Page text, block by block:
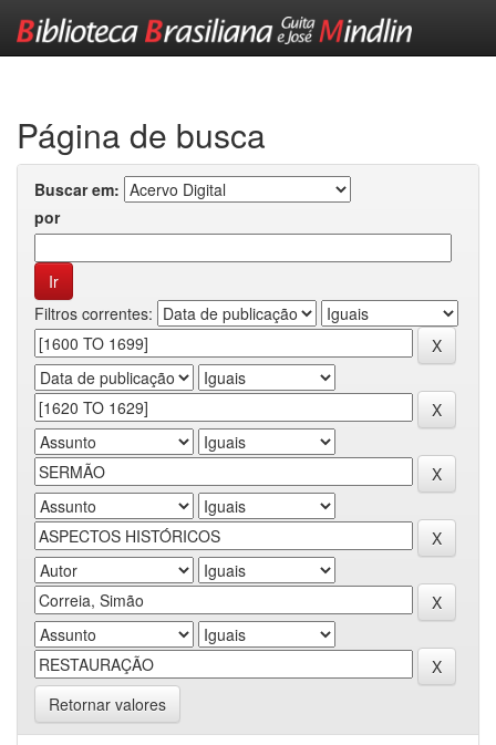
Página de busca
Buscar em:
por
Filtros correntes:
Retornar valores